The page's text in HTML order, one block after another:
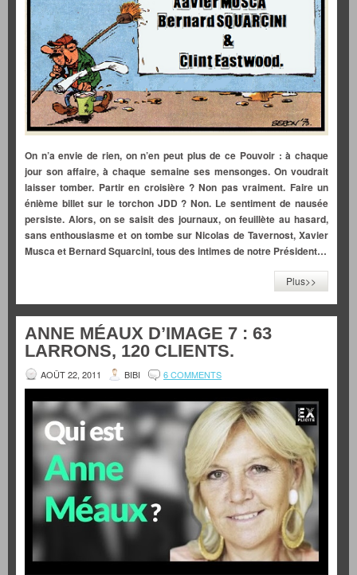
On n’a envie de rien, on n’en peut plus de ce Pouvoir : à chaque
jour son affaire, à chaque semaine ses mensonges. On voudrait
laisser tomber. Partir en croisière ? Non pas vraiment. Faire un
énième billet sur le torchon JDD ? Non. Le sentiment de nausée
persiste. Alors, on se saisit des journaux, on feuillète au hasard,
sans enthousiasme et on tombe sur Nicolas de Tavernost, Xavier
Musca et Bernard Squarcini, tous des intimes de notre Président…
Plus>>
ANNE MÉAUX D’IMAGE 7 : 63
LARRONS, 120 CLIENTS.
AOÛT 22, 2011 BIBI 6 COMMENTS